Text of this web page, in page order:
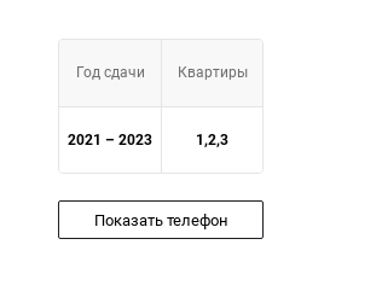
Год сдачи Квартиры
2021 – 2023 1,2,3
Показать телефон